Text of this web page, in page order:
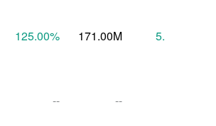
125.00% 171.00M 5.93
-- --